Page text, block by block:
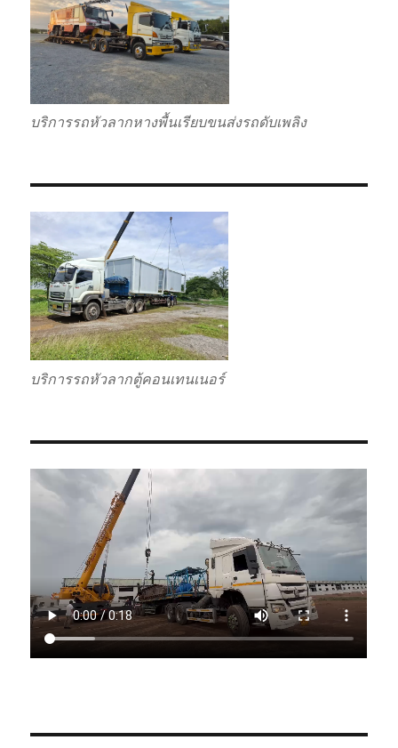
บริการรถหัวลากหางพื้นเรียบขนส่งรถดับเพลิง
บริการรถหัวลากตู้คอนเทนเนอร์